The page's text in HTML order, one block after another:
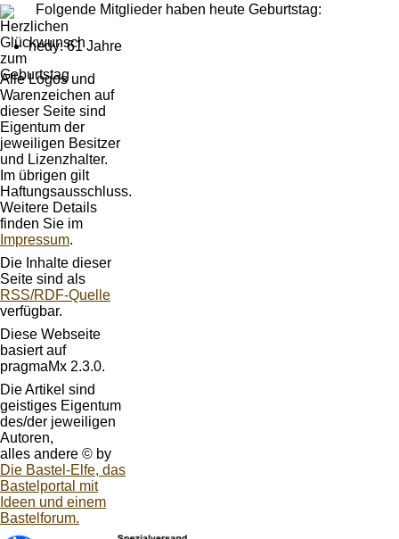
Folgende Mitglieder haben heute Geburtstag:
hedy: 61 Jahre
Alle Logos und
Warenzeichen auf
dieser Seite sind
Eigentum der
jeweiligen Besitzer
und Lizenzhalter.
Im übrigen gilt
Haftungsausschluss.
Weitere Details
finden Sie im
Impressum.
Die Inhalte dieser
Seite sind als
RSS/RDF-Quelle
verfügbar.
Diese Webseite
basiert auf
pragmaMx 2.3.0.
Die Artikel sind
geistiges Eigentum
des/der jeweiligen
Autoren,
alles andere © by
Die Bastel-Elfe, das
Bastelportal mit
Ideen und einem
Bastelforum.